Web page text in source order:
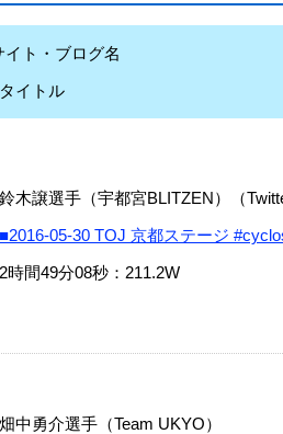
イト・ブログ名
イトル
鈴木譲選手（宇都宮BLITZEN）（
■2016-05-30 TOJ 京都ステージ
2時間49分08秒：211.2W
畑中勇介選手（Team UKYO）